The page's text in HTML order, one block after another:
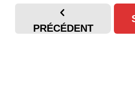
PRÉCÉDENT